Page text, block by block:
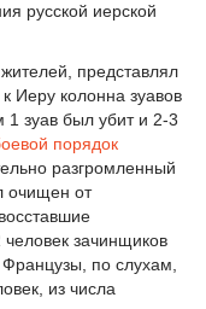
русской иерской
представлял
Иеру колонна зуавов
зуав был убит и 2-3
порядок
разгромленный
очищен от
зачинщиков
по слухам,
из числа